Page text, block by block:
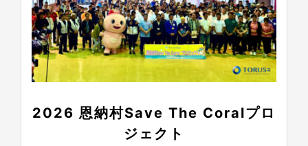
2026 恩納村Save The Coralプロ
ジェクト